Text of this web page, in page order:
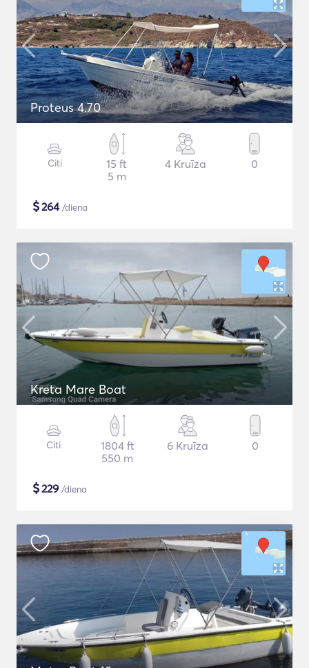
Proteus 4.70
Citi
15 ft
5 m
4 Kruīza 0
$264/diena
Kreta Mare Boat
Citi
1804 ft
550 m
6 Kruīza 0
$229 /diena